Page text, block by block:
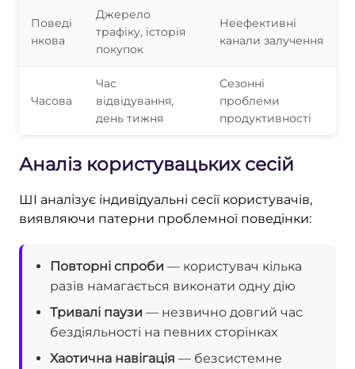
Поведі
нкова
Джерело
трафіку, історія
покупок
Неефективні
канали залучення
Часова
Час
відвідування,
день тижня
Сезонні
проблеми
продуктивності
Аналіз користувацьких сесій
ШІ аналізує індивідуальні сесії користувачів,
виявляючи патерни проблемної поведінки:
Повторні спроби — користувач кілька
разів намагається виконати одну дію
Тривалі паузи — незвично довгий час
бездіяльності на певних сторінках
Хаотична навігація — безсистемне